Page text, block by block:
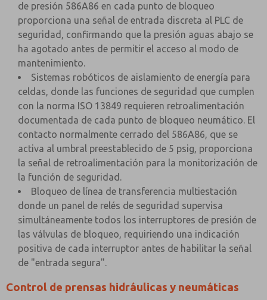
de presión 586A86 en cada punto de bloqueo
proporciona una señal de entrada discreta al PLC de
seguridad, confirmando que la presión aguas abajo se
ha agotado antes de permitir el acceso al modo de
mantenimiento.
Sistemas robóticos de aislamiento de energía para
celdas, donde las funciones de seguridad que cumplen
con la norma ISO 13849 requieren retroalimentación
documentada de cada punto de bloqueo neumático. El
contacto normalmente cerrado del 586A86, que se
activa al umbral preestablecido de 5 psig, proporciona
la señal de retroalimentación para la monitorización de
la función de seguridad.
Bloqueo de línea de transferencia multiestación
donde un panel de relés de seguridad supervisa
simultáneamente todos los interruptores de presión de
las válvulas de bloqueo, requiriendo una indicación
positiva de cada interruptor antes de habilitar la señal
de "entrada segura".
Control de prensas hidráulicas y neumáticas